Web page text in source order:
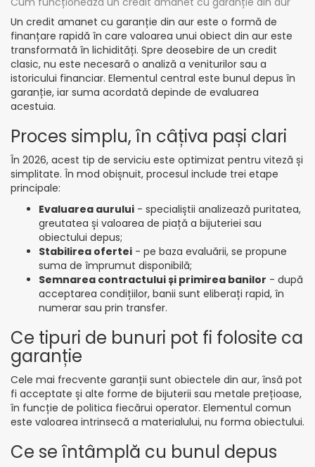
Un credit amanet cu garanție din aur este o formă de
finanțare rapidă în care valoarea unui obiect din aur este
transformată în lichidități. Spre deosebire de un credit
clasic, nu este necesară o analiză a veniturilor sau a
istoricului financiar. Elementul central este bunul depus în
garanție, iar suma acordată depinde de evaluarea
acestuia.
Proces simplu, în câțiva pași clari
În 2026, acest tip de serviciu este optimizat pentru viteză și
simplitate. În mod obișnuit, procesul include trei etape
principale:
Evaluarea aurului - specialiștii analizează puritatea,
greutatea și valoarea de piață a bijuteriei sau
obiectului depus;
Stabilirea ofertei - pe baza evaluării, se propune
suma de împrumut disponibilă;
Semnarea contractului și primirea banilor - după
acceptarea condițiilor, banii sunt eliberați rapid, în
numerar sau prin transfer.
Ce tipuri de bunuri pot fi folosite ca
garanție
Cele mai frecvente garanții sunt obiectele din aur, însă pot
fi acceptate și alte forme de bijuterii sau metale prețioase,
în funcție de politica fiecărui operator. Elementul comun
este valoarea intrinsecă a materialului, nu forma obiectului.
Ce se întâmplă cu bunul depus